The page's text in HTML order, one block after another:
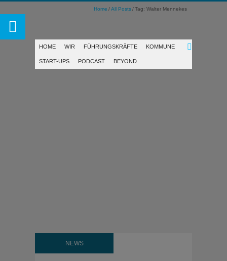
Home All Posts Tag: Walter Mennekes
HOME WIR FÜHRUNGSKRÄFTE KOMMUNE
START-UPS PODCAST BEYOND
NEWS